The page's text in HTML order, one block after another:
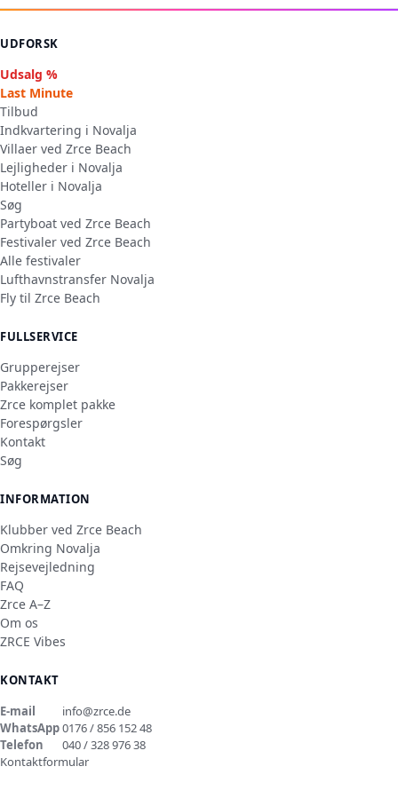
UDFORSK
Udsalg %
Last Minute
Tilbud
Indkvartering i Novalja
Villaer ved Zrce Beach
Lejligheder i Novalja
Hoteller i Novalja
Søg
Partyboat ved Zrce Beach
Festivaler ved Zrce Beach
Alle festivaler
Lufthavnstransfer Novalja
Fly til Zrce Beach
FULLSERVICE
Grupperejser
Pakkerejser
Zrce komplet pakke
Forespørgsler
Kontakt
Søg
INFORMATION
Klubber ved Zrce Beach
Omkring Novalja
Rejsevejledning
FAQ
Zrce A–Z
Om os
ZRCE Vibes
KONTAKT
E-mail
info@zrce.de
WhatsApp0176 / 856 152 48
Telefon
040 / 328 976 38
Kontaktformular